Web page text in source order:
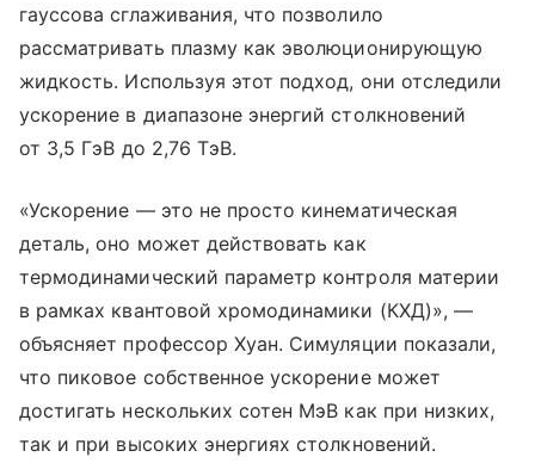
гауссова сглаживания, что позволило
рассматривать плазму как эволюционирующую
жидкость. Используя этот подход, они отследили
ускорение в диапазоне энергий столкновений
от 3,5 ГэВ до 2,76 ТэВ.
«Ускорение — это не просто кинематическая
деталь, оно может действовать как
термодинамический параметр контроля материи
в рамках квантовой хромодинамики (КХД)», —
объясняет профессор Хуан. Симуляции показали,
что пиковое собственное ускорение может
достигать нескольких сотен МэВ как при низких,
так и при высоких энергиях столкновений.